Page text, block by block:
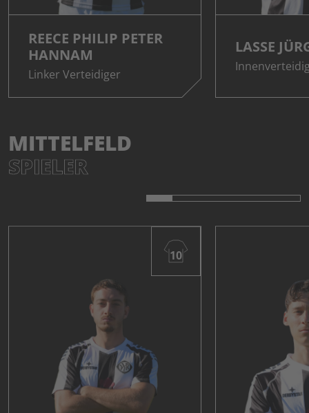
REECE PHILIP PETER
HANNAM
Linker Verteidiger
LASSE
MITTELFELD
SPIELER
10